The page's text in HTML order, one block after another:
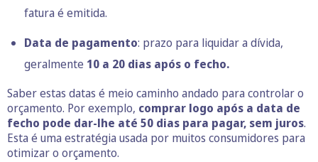
fatura é emitida.
Data de pagamento: prazo para liquidar a dívida,
geralmente 10 a 20 dias após o fecho.
Saber estas datas é meio caminho andado para controlar o
orçamento. Por exemplo, comprar logo após a data de
fecho pode dar-lhe até 50 dias para pagar, sem juros.
Esta é uma estratégia usada por muitos consumidores para
otimizar o orçamento.